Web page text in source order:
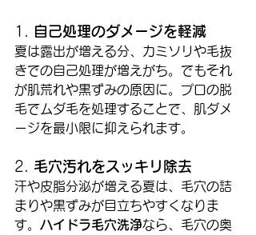
1. 自己処理のダメージを軽減
夏は露出が増える分、カミソリや毛抜
きでの自己処理が増えがち。でもそれ
が肌荒れや黒ずみの原因に。プロの脱
毛でムダ毛を処理することで、肌ダメ
ージを最小限に抑えられます。
2. 毛穴汚れをスッキリ除去
汗や皮脂分泌が増える夏は、毛穴の詰
まりや黒ずみが目立ちやすくなりま
す。 ハイドラ毛穴洗浄なら、毛穴の奥